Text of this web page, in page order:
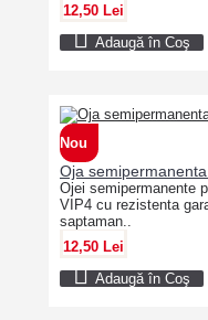
12,50 Lei
Adaugă în Coş
Nou
Oja
Ojei semipermanente
VIP4 cu rezistenta
saptaman..
12,50 Lei
Adaugă în Coş